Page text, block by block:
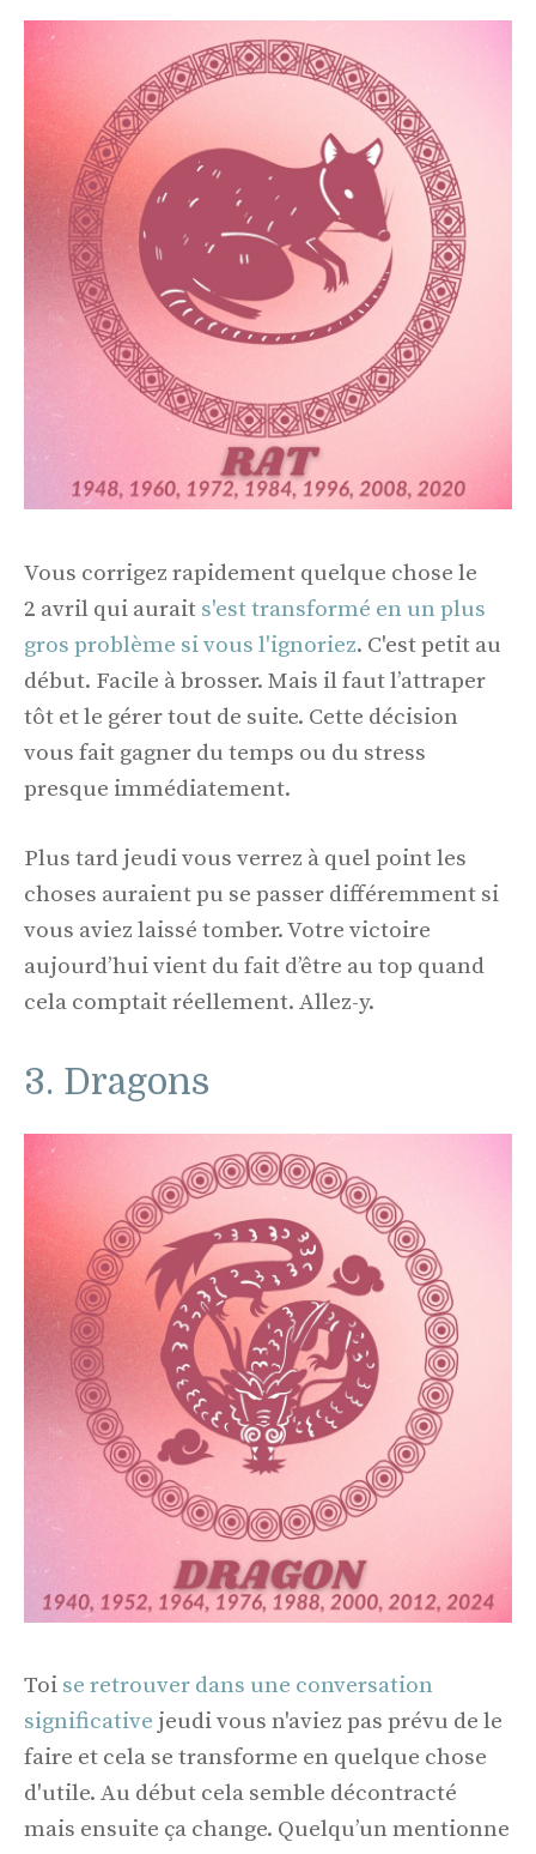
Vous corrigez rapidement quelque chose le
2 avril qui aurait s'est transformé en un plus
gros problème si vous l'ignoriez. C'est petit au
début. Facile à brosser. Mais il faut l’attraper
tôt et le gérer tout de suite. Cette décision
vous fait gagner du temps ou du stress
presque immédiatement.
Plus tard jeudi vous verrez à quel point les
choses auraient pu se passer différemment si
vous aviez laissé tomber. Votre victoire
aujourd’hui vient du fait d’être au top quand
cela comptait réellement. Allez-y.
3. Dragons
Toi se retrouver dans une conversation
significative jeudi vous n'aviez pas prévu de le
faire et cela se transforme en quelque chose
d'utile. Au début cela semble décontracté
mais ensuite ça change. Quelqu’un mentionne